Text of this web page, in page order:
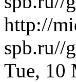
http://
spb.ru//
Tue, 10